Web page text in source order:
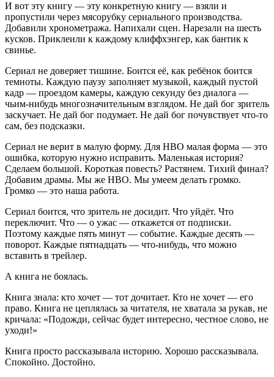
И вот эту книгу — эту конкретную книгу — взяли и
пропустили через мясорубку сериального производства.
Добавили хронометража. Напихали сцен. Нарезали на шесть
кусков. Приклеили к каждому клиффхэнгер, как бантик к
свинье.
Сериал не доверяет тишине. Боится её, как ребёнок боится
темноты. Каждую паузу заполняет музыкой, каждый пустой
кадр — проездом камеры, каждую секунду без диалога —
чьим-нибудь многозначительным взглядом. Не дай бог зритель
заскучает. Не дай бог подумает. Не дай бог почувствует что-то
сам, без подсказки.
Сериал не верит в малую форму. Для HBO малая форма — это
ошибка, которую нужно исправить. Маленькая история?
Сделаем большой. Короткая повесть? Растянем. Тихий финал?
Добавим драмы. Мы же HBO. Мы умеем делать громко.
Громко — это наша работа.
Сериал боится, что зритель не досидит. Что уйдёт. Что
переключит. Что — о ужас — откажется от подписки.
Поэтому каждые пять минут — событие. Каждые десять —
поворот. Каждые пятнадцать — что-нибудь, что можно
вставить в трейлер.
А книга не боялась.
Книга знала: кто хочет — тот дочитает. Кто не хочет — его
право. Книга не цеплялась за читателя, не хватала за рукав, не
кричала: «Подожди, сейчас будет интересно, честное слово, не
уходи!»
Книга просто рассказывала историю. Хорошо рассказывала.
Спокойно. Достойно.